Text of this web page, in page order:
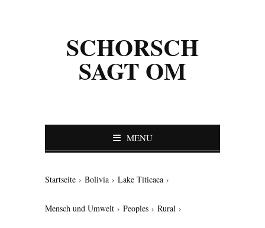
SCHORSCH
SAGT OM
MENU
Startseite › Bolivia › Lake Titicaca ›
Mensch und Umwelt › Peoples › Rural ›